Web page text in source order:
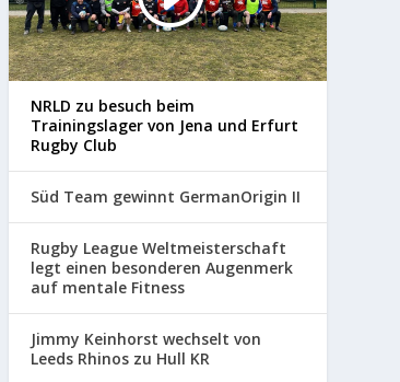
NRLD zu besuch beim
Trainingslager von Jena und Erfurt
Rugby Club
Süd Team gewinnt GermanOrigin II
Rugby League Weltmeisterschaft
legt einen besonderen Augenmerk
auf mentale Fitness
Jimmy Keinhorst wechselt von
Leeds Rhinos zu Hull KR